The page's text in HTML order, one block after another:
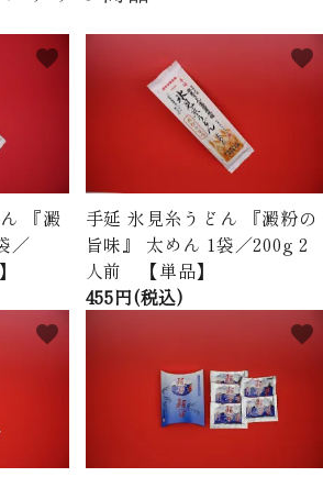
『澱
／
favorite
手延 氷見糸うどん 『澱粉の
旨味』 太めん 1袋／200g 2
人前 【単品】
455円(税込)
favorite
favorite favorite